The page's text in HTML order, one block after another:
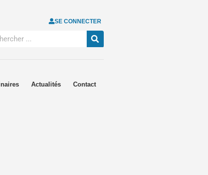
SE CONNECTER
Actualités Contact